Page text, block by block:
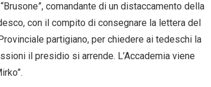
comandante di un distaccamento della
con il compito di consegnare la lettera del
partigiano, per chiedere ai tedeschi la
il presidio si arrende. L’Accademia viene